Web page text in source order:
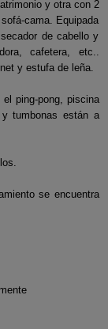
y otra con 2
cama. Equipada
de cabello y
cafetera, etc..
y estufa de leña.
el ping-pong, piscina
tumbonas están a
se encuentra